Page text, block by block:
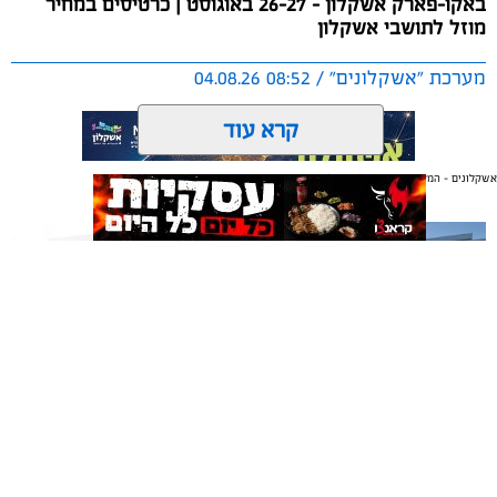
כשההכנסות ישמשו להשקעה חוזרת במרינה, בשיפור
התשתיות ובהרחבת השירותים לרווחת בעלי כלי השייט.
מוזל לתושבי אשקלון
מערכת "אשקלונים" / 08:52 04.08.26
תגים:אשקלון, אקו פארק, פסטיבל באגם
קרא עוד
אשקלונים - המקומון היומי של אשקלון באינטרנט
אולי יעניין אותך גם